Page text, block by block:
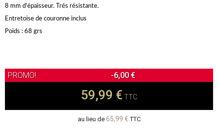
8 mm d'épaisseur. Trés résistante.
Entretoise de couronne inclus
Poids : 68 grs
-6,00 €
59,99 € TTC
au lieu de 65,99 € TTC